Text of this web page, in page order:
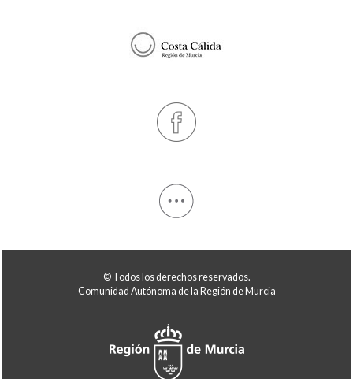
© Todos los derechos reservados.
Comunidad Autónoma de la Región de Murcia